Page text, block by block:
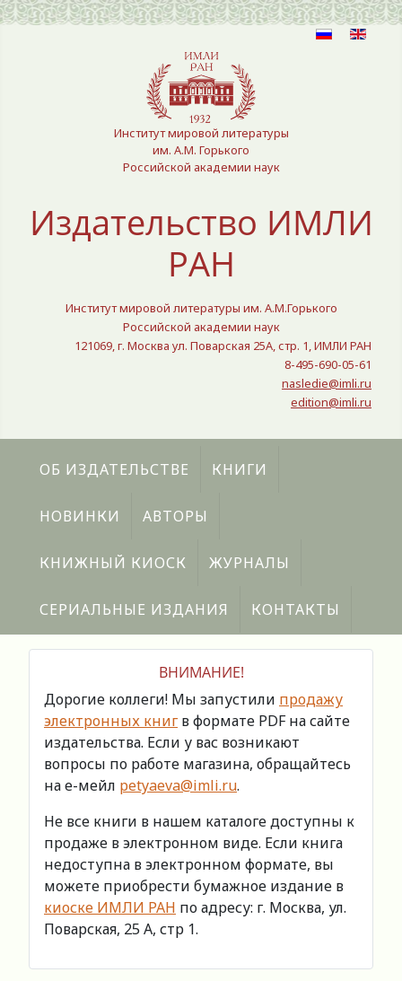
Выберите язык
Институт мировой литературы
им. А.М. Горького
Российской академии наук
Издательство ИМЛИ
РАН
Институт мировой литературы им. А.М.Горького
Российской академии наук
121069, г. Москва ул. Поварская 25A, стр. 1, ИМЛИ РАН
8-495-690-05-61
nasledie@imli.ru
edition@imli.ru
ОБ ИЗДАТЕЛЬСТВЕ КНИГИ
НОВИНКИ АВТОРЫ
КНИЖНЫЙ КИОСК ЖУРНАЛЫ
СЕРИАЛЬНЫЕ ИЗДАНИЯ КОНТАКТЫ
ВНИМАНИЕ!
Дорогие коллеги! Мы запустили продажу
электронных книг в формате PDF на сайте
издательства. Если у вас возникают
вопросы по работе магазина, обращайтесь
на е-мейл petyaeva@imli.ru.
Не все книги в нашем каталоге доступны к
продаже в электронном виде. Если книга
недоступна в электронном формате, вы
можете приобрести бумажное издание в
киоске ИМЛИ РАН по адресу: г. Москва, ул.
Поварская, 25 А, стр 1.